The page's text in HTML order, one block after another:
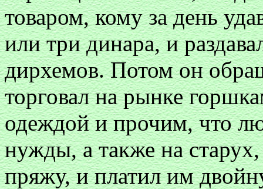
товаром, кому за день
или три динара, и
дирхемов. Потом он
торговал на рынке
одеждой и прочим, что
нужды, а также на
пряжу, и платил им